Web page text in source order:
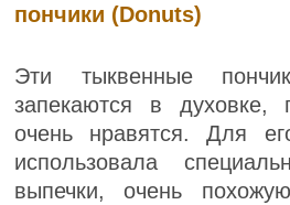
пончики (Donuts)
Эти тыквенные
запекаются в духовке,
очень нравятся. Для
использовала
выпечки, очень